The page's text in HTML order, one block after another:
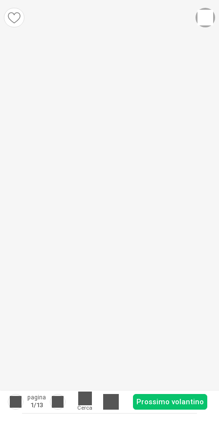
pagina
1/13 Cerca
Prossimo volantino